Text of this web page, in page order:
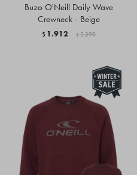
Buzo O'Neill Daily Wave
Crewneck - Beige
$ 1.912 $ 2.390